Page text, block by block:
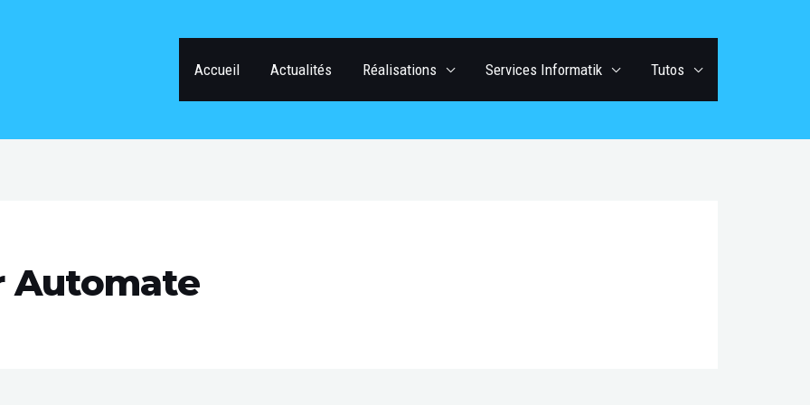
Accueil Actualités Réalisations Services Informatik Tutos
Automate